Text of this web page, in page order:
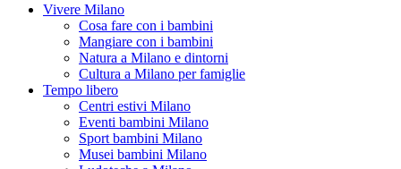
Vivere Milano
Cosa fare con i bambini
Mangiare con i bambini
Natura a Milano e dintorni
Cultura a Milano per famiglie
Tempo libero
Centri estivi Milano
Eventi bambini Milano
Sport bambini Milano
Musei bambini Milano